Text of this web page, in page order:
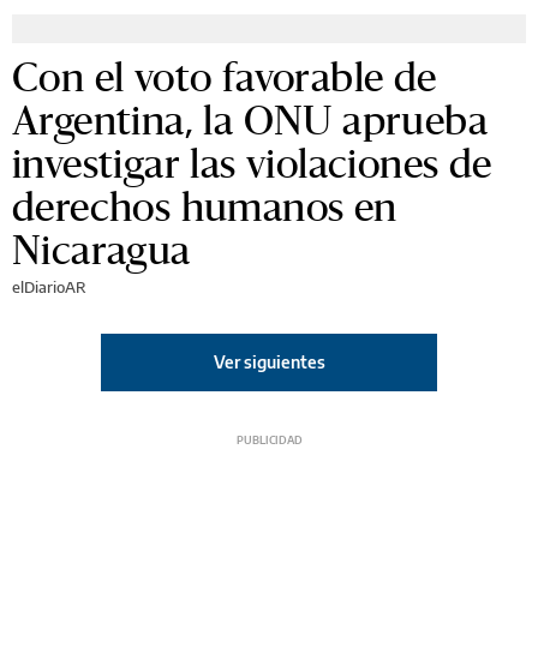
Con el voto favorable de
Argentina, la ONU aprueba
investigar las violaciones de
derechos humanos en
Nicaragua
elDiarioAR
Ver siguientes